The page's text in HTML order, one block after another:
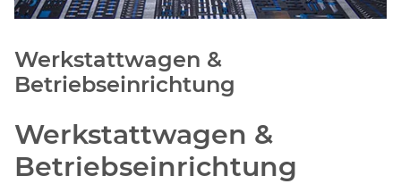
Werkstattwagen &
Betriebseinrichtung
Werkstattwagen &
Betriebseinrichtung